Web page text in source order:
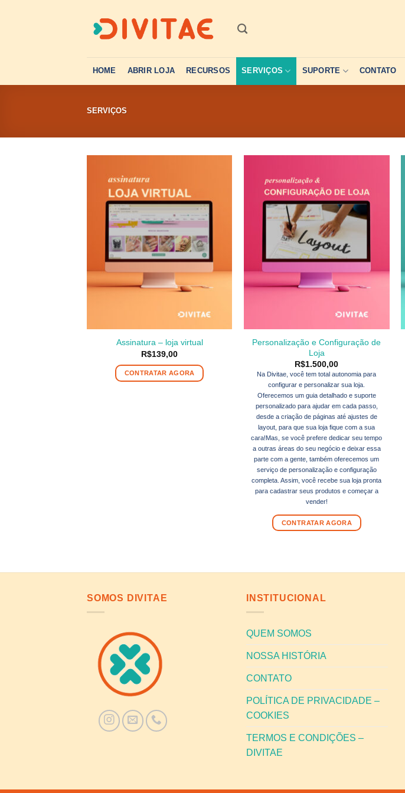
HOME ABRIR LOJA RECURSOS SERVIÇOS SUPORTE CONTATO
SERVIÇOS
Assinatura – loja virtual
R$139,00
CONTRATAR AGORA
Personalização e Configuração de
Loja
R$1.500,00
Na Divitae, você tem total autonomia para
configurar e personalizar sua loja.
Oferecemos um guia detalhado e suporte
personalizado para ajudar em cada passo,
desde a criação de páginas até ajustes de
layout, para que sua loja fique com a sua
cara!Mas, se você prefere dedicar seu tempo
a outras áreas do seu negócio e deixar essa
parte com a gente, também oferecemos um
serviço de personalização e configuração
completa. Assim, você recebe sua loja pronta
para cadastrar seus produtos e começar a
vender!
CONTRATAR AGORA
SOMOS DIVITAE INSTITUCIONAL
QUEM SOMOS
NOSSA HISTÓRIA
CONTATO
POLÍTICA DE PRIVACIDADE –
COOKIES
TERMOS E CONDIÇÕES –
DIVITAE